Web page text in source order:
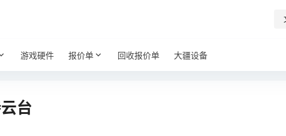
游戏硬件 报价单 回收报价单 大疆设备
台